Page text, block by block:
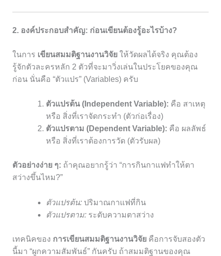
2. องค์ประกอบสำคัญ: ก่อนเขียนต้องรู้อะไรบ้าง?
ในการ เขียนสมมติฐานงานวิจัยให้วัดผลได้จริง คุณต้อง
รู้จักตัวละครหลัก 2 ตัวที่จะมาวิ่งเล่นในประโยคของคุณ
ก่อน นั่นคือ “ตัวแปร” (Variables) ครับ
ตัวแปรต้น (Independent Variable): คือ สาเหตุ
หรือ สิ่งที่เราจัดกระทำ (ตัวก่อเรื่อง)
ตัวแปรตาม (Dependent Variable): คือ ผลลัพธ์
หรือ สิ่งที่เราต้องการวัด (ตัวรับผล)
ตัวอย่างง่าย ๆ: ถ้าคุณอยากรู้ว่า “การกินกาแฟทำให้ตา
สว่างขึ้นไหม?”
ตัวแปรต้น:ปริมาณกาแฟที่กิน
ตัวแปรตาม:ระดับความตาสว่าง
เทคนิคของ การเขียนสมมติฐานงานวิจัยคือการจับสองตัว
นี้มา “ผูกความสัมพันธ์” กันครับ ถ้าสมมติฐานของคุณ